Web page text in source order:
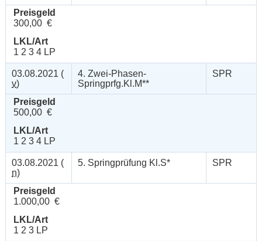
Preisgeld
300,00 €
LKL/Art
1 2 3 4 LP
03.08.2021 (
v)
4. Zwei-Phasen-
Springprfg.Kl.M**
SPR
Preisgeld
500,00 €
LKL/Art
1 2 3 4 LP
03.08.2021 (
n)
5. Springprüfung Kl.S* SPR
Preisgeld
1.000,00 €
LKL/Art
1 2 3 LP